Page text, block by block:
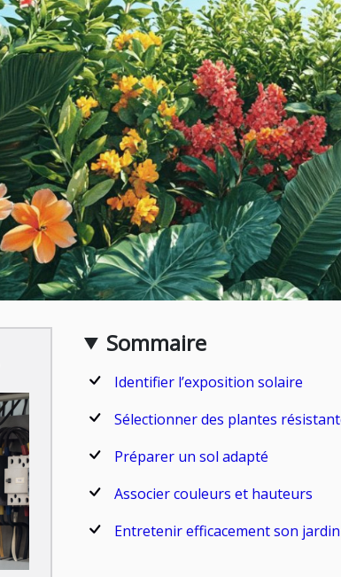
Sommaire
Identifier l’exposition solaire
Sélectionner des plantes
Préparer un sol adapté
Associer couleurs et hauteurs
Entretenir efficacement son jardin